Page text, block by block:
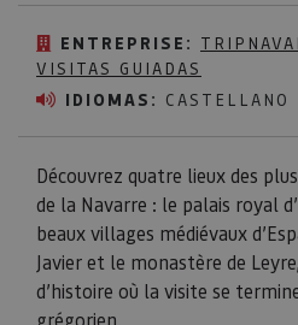
ENTREPRISE:
VISITAS GUIADAS
IDIOMAS: CASTELLANO
Découvrez quatre lieux des
de la Navarre : le palais royal
beaux villages médiévaux
Javier et le monastère de
d’histoire où la visite se
grégorien.